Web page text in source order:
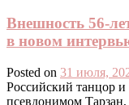
Внешность 56-
в новом
Posted on 31 июля,
Российский танцор
псевдонимом